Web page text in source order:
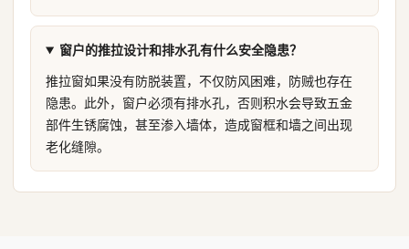
窗户的推拉设计和排水孔有什么安全隐患？
推拉窗如果没有防脱装置，不仅防风困难，防贼也存在
隐患。此外，窗户必须有排水孔，否则积水会导致五金
部件生锈腐蚀，甚至渗入墙体，造成窗框和墙之间出现
老化缝隙。